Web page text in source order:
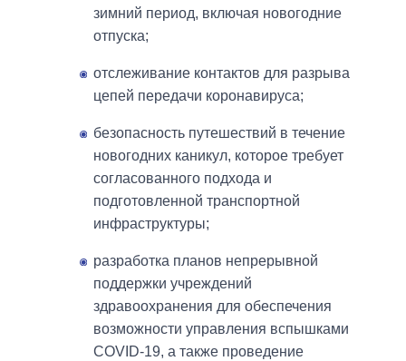
зимний период, включая новогодние
отпуска;
отслеживание контактов для разрыва
цепей передачи коронавируса;
безопасность путешествий в течение
новогодних каникул, которое требует
согласованного подхода и
подготовленной транспортной
инфраструктуры;
разработка планов непрерывной
поддержки учреждений
здравоохранения для обеспечения
возможности управления вспышками
COVID-19, а также проведение